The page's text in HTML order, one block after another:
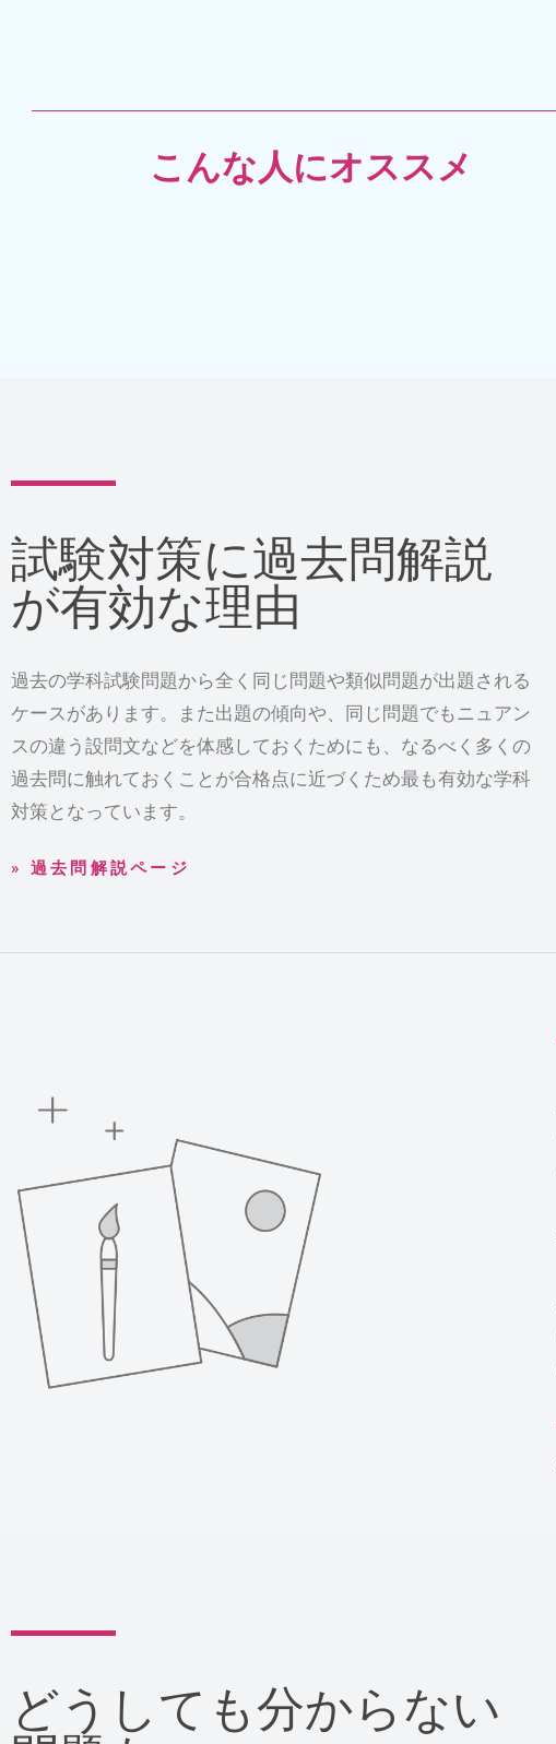
こんな人にオススメ
試験対策に過去問解説
が有効な理由
過去の学科試験問題から全く同じ問題や類似問題が出題される
ケースがあります。また出題の傾向や、同じ問題でもニュアン
スの違う設問文などを体感しておくためにも、なるべく多くの
過去問に触れておくことが合格点に近づくため最も有効な学科
対策となっています。
» 過去問解説ページ
どうしても分からない